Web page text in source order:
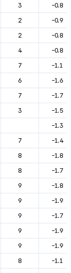
3
-0.8
2
-0.9
2
-0.8
4
-0.8
7
-1.1
6
-1.6
7
-1.7
3
-1.5
-1.3
7
-1.4
8
-1.8
8
-1.7
9
-1.8
9
-1.9
9
-1.7
9
-1.9
9
-1.9
8
-1.1